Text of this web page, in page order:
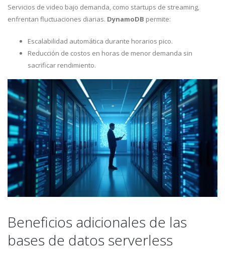
Servicios de video bajo demanda, como startups de streaming,
enfrentan fluctuaciones diarias. DynamoDB permite:
Escalabilidad automática durante horarios pico.
Reducción de costos en horas de menor demanda sin
sacrificar rendimiento.
Beneficios adicionales de las
bases de datos serverless